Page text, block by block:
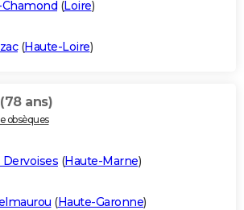
(Loire)
(Haute-Loire)
(78 ans)
obsèques
Dervoises (Haute-Marne)
(Haute-Garonne)